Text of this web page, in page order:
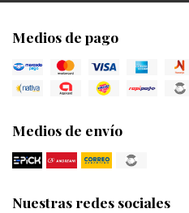
Medios de pago
Medios de envío
Nuestras redes sociales